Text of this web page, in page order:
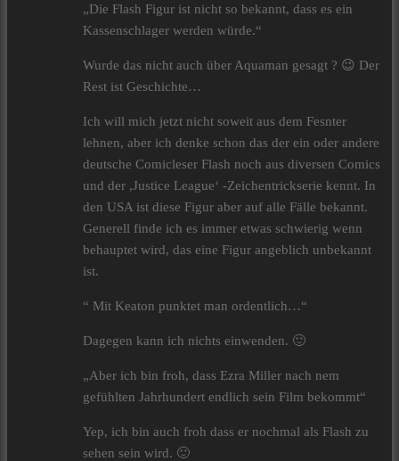
„Die Flash Figur ist nicht so bekannt, dass es ein
Kassenschlager werden würde.“
Wurde das nicht auch über Aquaman gesagt ? 😉 Der
Rest ist Geschichte…
Ich will mich jetzt nicht soweit aus dem Fesnter
lehnen, aber ich denke schon das der ein oder andere
deutsche Comicleser Flash noch aus diversen Comics
und der ,Justice League‘ -Zeichentrickserie kennt. In
den USA ist diese Figur aber auf alle Fälle bekannt.
Generell finde ich es immer etwas schwierig wenn
behauptet wird, das eine Figur angeblich unbekannt
ist.
“ Mit Keaton punktet man ordentlich…“
Dagegen kann ich nichts einwenden. 🙂
„Aber ich bin froh, dass Ezra Miller nach nem
gefühlten Jahrhundert endlich sein Film bekommt“
Yep, ich bin auch froh dass er nochmal als Flash zu
sehen sein wird. 🙂